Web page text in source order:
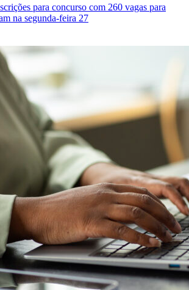
para concurso com 260 vagas para
na segunda-feira 27